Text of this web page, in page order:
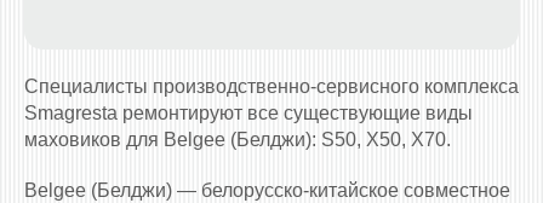
Специалисты производственно-сервисного комплекса
Smagresta ремонтируют все существующие виды
маховиков для Belgee (Белджи): S50, X50, X70.
Belgee (Белджи) — белорусско-китайское совместное